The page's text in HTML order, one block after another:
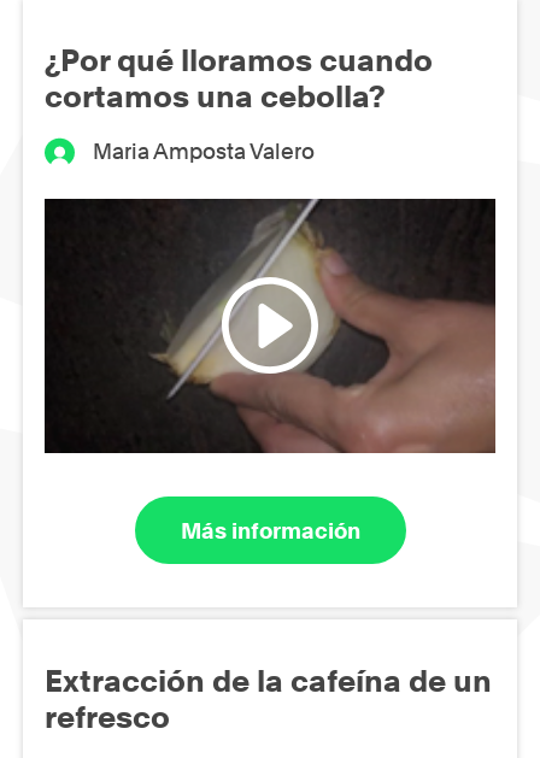
¿Por qué lloramos cuando
cortamos una cebolla?
Maria Amposta Valero
Más información
Extracción de la cafeína de un
refresco